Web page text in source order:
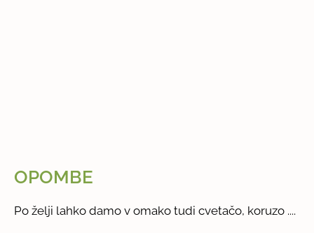
OPOMBE
Po želji lahko damo v omako tudi cvetačo, koruzo ....